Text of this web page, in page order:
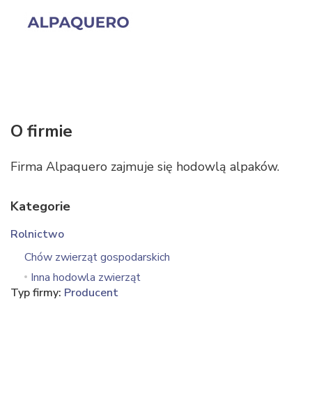
O firmie
Firma Alpaquero zajmuje się hodowlą alpaków.
Kategorie
Rolnictwo
Chów zwierząt gospodarskich
Inna hodowla zwierząt
Typ firmy: Producent